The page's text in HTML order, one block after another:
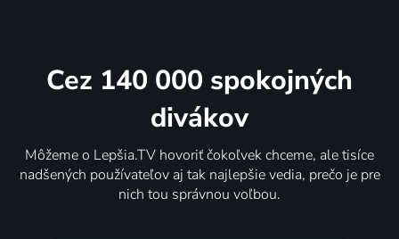
Cez 140 000 spokojných
divákov
Môžeme o Lepšia.TV hovoriť čokoľvek chceme, ale tisíce
nadšených používateľov aj tak najlepšie vedia, prečo je pre
nich tou správnou voľbou.